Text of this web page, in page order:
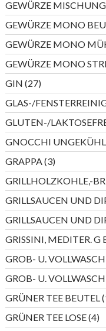
GEWÜRZE MISCHUNG
GEWÜRZE MONO
GEWÜRZE MONO
GEWÜRZE MONO
GIN 2727
Produkte
GLAS-/
GLUTEN-/
GNOCCHI
GRAPPA 33
Produkte
GRILLHOLZKOHLE,-
GRILLSAUCEN UND
GRILLSAUCEN UND
GRISSINI, MEDITER. G
GROB- U.
GROB- U.
GRÜNER TEE BEUTEL
GRÜNER TEE LOSE 44